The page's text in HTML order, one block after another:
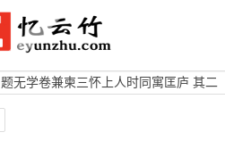
题无学卷兼柬三怀上人时同寓匡庐 其二